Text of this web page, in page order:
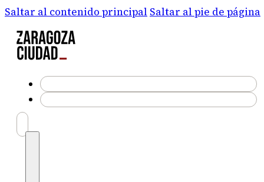
Saltar al contenido principal Saltar al pie de página